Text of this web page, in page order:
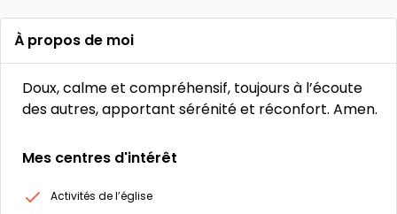
À propos de moi
Doux, calme et compréhensif, toujours à l’écoute
des autres, apportant sérénité et réconfort. Amen.
Mes centres d'intérêt
Activités de l’église